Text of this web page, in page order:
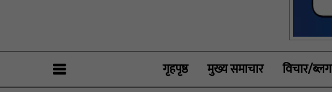
गृहपृष्ठ मुख्य समाचार विचार/ब्लग